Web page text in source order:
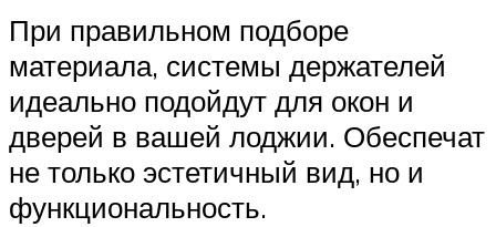
При правильном подборе
материала, системы держателей
идеально подойдут для окон и
дверей в вашей лоджии. Обеспечат
не только эстетичный вид, но и
функциональность.